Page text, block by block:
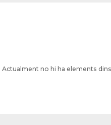
Actualment no hi ha elements